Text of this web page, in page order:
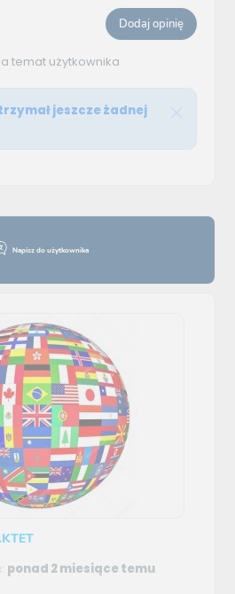
Napisz do użytkownika
ponad 2 miesiące temu
Dodaj opinię
temat użytkownika
jeszcze żadnej